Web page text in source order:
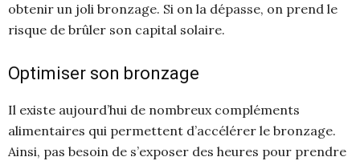
obtenir un joli bronzage. Si on la dépasse, on prend le
risque de brûler son capital solaire.
Optimiser son bronzage
Il existe aujourd’hui de nombreux compléments
alimentaires qui permettent d’accélérer le bronzage.
Ainsi, pas besoin de s’exposer des heures pour prendre